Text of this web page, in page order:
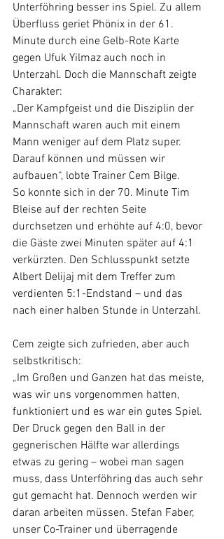
Unterföhring besser ins Spiel. Zu allem
Überfluss geriet Phönix in der 61.
Minute durch eine Gelb-Rote Karte
gegen Ufuk Yilmaz auch noch in
Unterzahl. Doch die Mannschaft zeigte
Charakter:
„Der Kampfgeist und die Disziplin der
Mannschaft waren auch mit einem
Mann weniger auf dem Platz super.
Darauf können und müssen wir
aufbauen“, lobte Trainer Cem Bilge.
So konnte sich in der 70. Minute Tim
Bleise auf der rechten Seite
durchsetzen und erhöhte auf 4:0, bevor
die Gäste zwei Minuten später auf 4:1
verkürzten. Den Schlusspunkt setzte
Albert Delijaj mit dem Treffer zum
verdienten 5:1-Endstand – und das
nach einer halben Stunde in Unterzahl.
Cem zeigte sich zufrieden, aber auch
selbstkritisch:
„Im Großen und Ganzen hat das meiste,
was wir uns vorgenommen hatten,
funktioniert und es war ein gutes Spiel.
Der Druck gegen den Ball in der
gegnerischen Hälfte war allerdings
etwas zu gering – wobei man sagen
muss, dass Unterföhring das auch sehr
gut gemacht hat. Dennoch werden wir
daran arbeiten müssen. Stefan Faber,
unser Co-Trainer und überragende